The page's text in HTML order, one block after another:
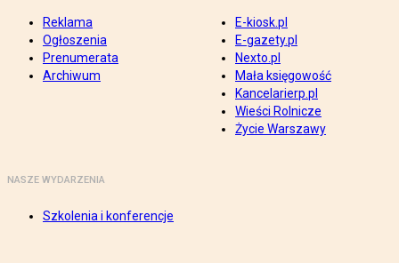
Reklama
Ogłoszenia
Prenumerata
Archiwum
E-kiosk.pl
E-gazety.pl
Nexto.pl
Mała księgowość
Kancelarierp.pl
Wieści Rolnicze
Życie Warszawy
NASZE WYDARZENIA
Szkolenia i konferencje